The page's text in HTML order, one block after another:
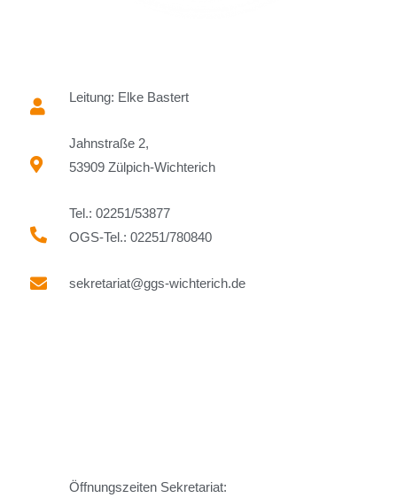
Leitung: Elke Bastert
Jahnstraße 2,
53909 Zülpich-Wichterich
Tel.: 02251/53877
OGS-Tel.: 02251/780840
sekretariat@ggs-wichterich.de
Öffnungszeiten Sekretariat: